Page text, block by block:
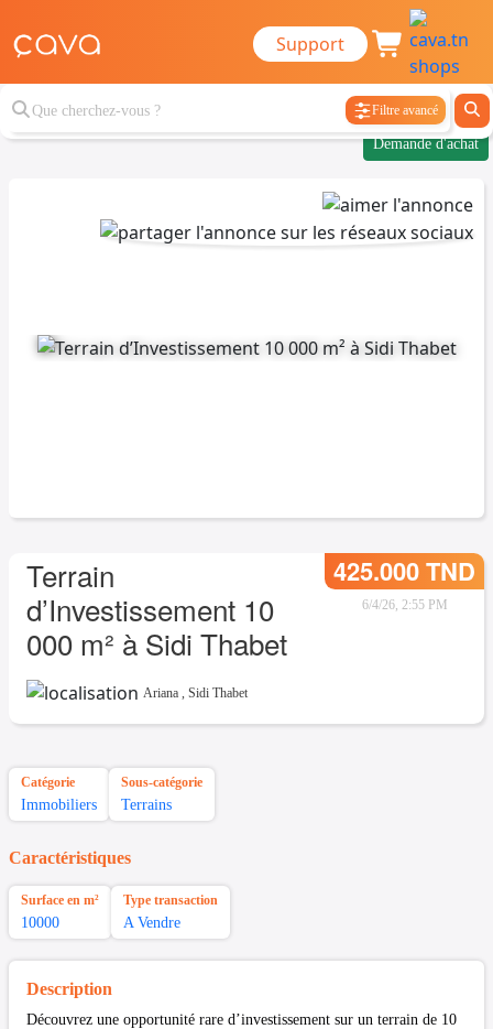
Support
Filtre avancé
Demande d'achat
Terrain
d’Investissement 10
000 m² à Sidi Thabet
425.000 TND
6/4/26, 2:55 PM
Ariana , Sidi Thabet
Catégorie
Immobiliers
Sous-catégorie
Terrains
Caractéristiques
Surface en m²
10000
Type transaction
A Vendre
Description
Découvrez une opportunité rare d’investissement sur un terrain de 10